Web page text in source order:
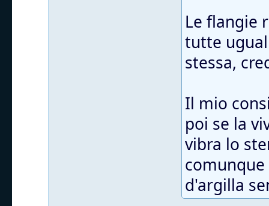
Le flangie
tutte
stessa,
Il mio
poi se la
vibra lo
d'argilla